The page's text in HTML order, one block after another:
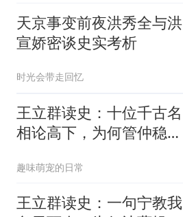
天京事变前夜洪秀全与洪
宣娇密谈史实考析
时光会带走回忆
王立群读史：十位千古名
相论高下，为何管仲稳居
趣味萌宠的日常
王立群读史：一句宁教我